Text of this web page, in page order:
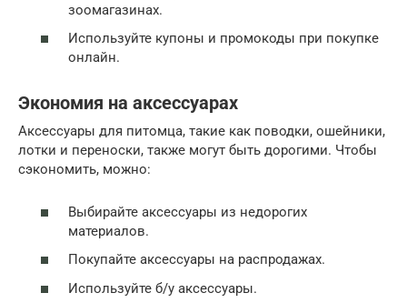
зоомагазинах.
Используйте купоны и промокоды при покупке
онлайн.
Экономия на аксессуарах
Аксессуары для питомца, такие как поводки, ошейники,
лотки и переноски, также могут быть дорогими. Чтобы
сэкономить, можно:
Выбирайте аксессуары из недорогих
материалов.
Покупайте аксессуары на распродажах.
Используйте б/у аксессуары.